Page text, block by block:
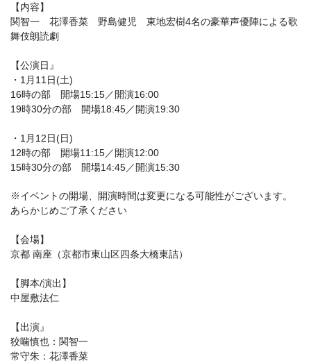
【内容】
関智一 花澤香菜 野島健児 東地宏樹4名の豪華声優陣による歌
舞伎朗読劇
【公演日』
・1月11日(土)
16時の部 開場15:15／開演16:00
19時30分の部 開場18:45／開演19:30
・1月12日(日)
12時の部 開場11:15／開演12:00
15時30分の部 開場14:45／開演15:30
※イベントの開場、開演時間は変更になる可能性がございます。
あらかじめご了承ください
【会場】
京都 南座（京都市東山区四条大橋東詰）
【脚本/演出】
中屋敷法仁
【出演』
狡噛慎也：関智一
常守朱：花澤香菜